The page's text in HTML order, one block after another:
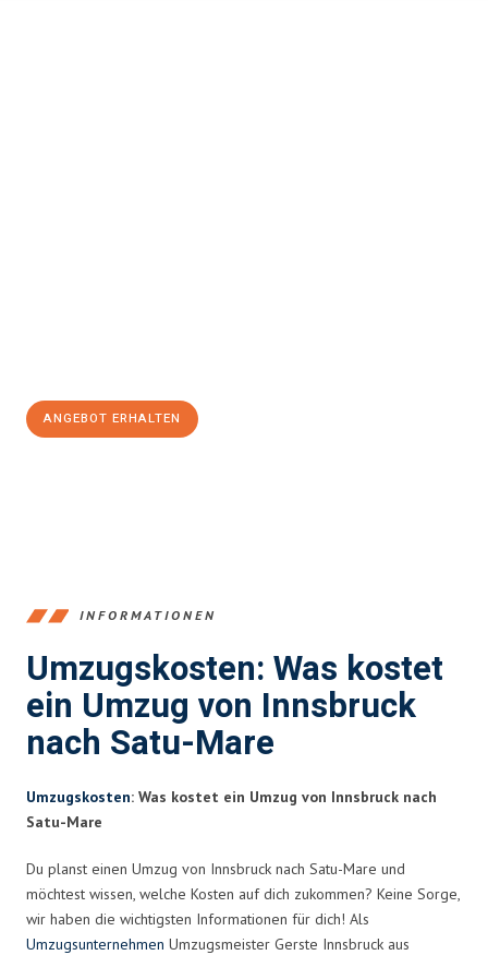
ANGEBOT ERHALTEN
INFORMATIONEN
Umzugskosten: Was kostet
ein Umzug von Innsbruck
nach Satu-Mare
Umzugskosten: Was kostet ein Umzug von Innsbruck nach
Satu-Mare
Du planst einen Umzug von Innsbruck nach Satu-Mare und
möchtest wissen, welche Kosten auf dich zukommen? Keine Sorge,
wir haben die wichtigsten Informationen für dich! Als
Umzugsunternehmen Umzugsmeister Gerste Innsbruck aus